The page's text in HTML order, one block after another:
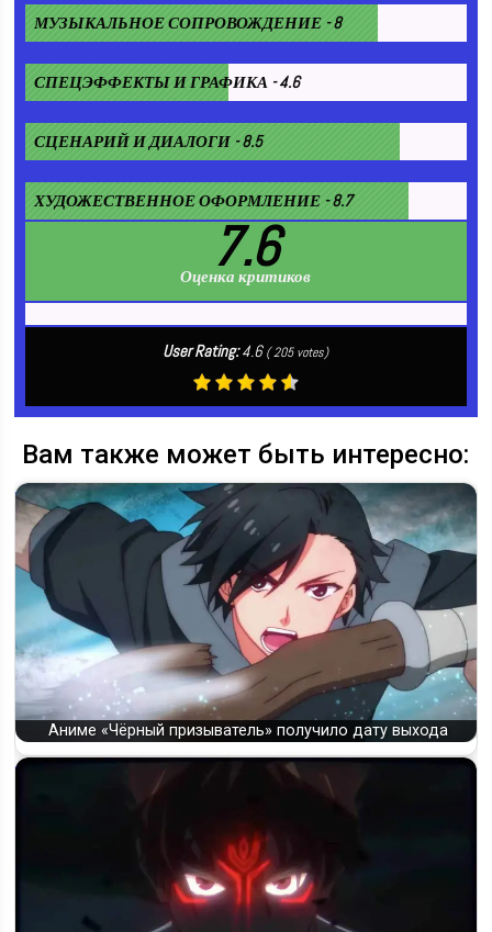
МУЗЫКАЛЬНОЕ СОПРОВОЖДЕНИЕ - 8
СПЕЦЭФФЕКТЫ И ГРАФИКА - 4.6
СЦЕНАРИЙ И ДИАЛОГИ - 8.5
ХУДОЖЕСТВЕННОЕ ОФОРМЛЕНИЕ - 8.7
7.6
Оценка критиков
User Rating:4.6 (205votes)
Вам также может быть интересно:
Аниме «Чёрный призыватель» получило дату выхода